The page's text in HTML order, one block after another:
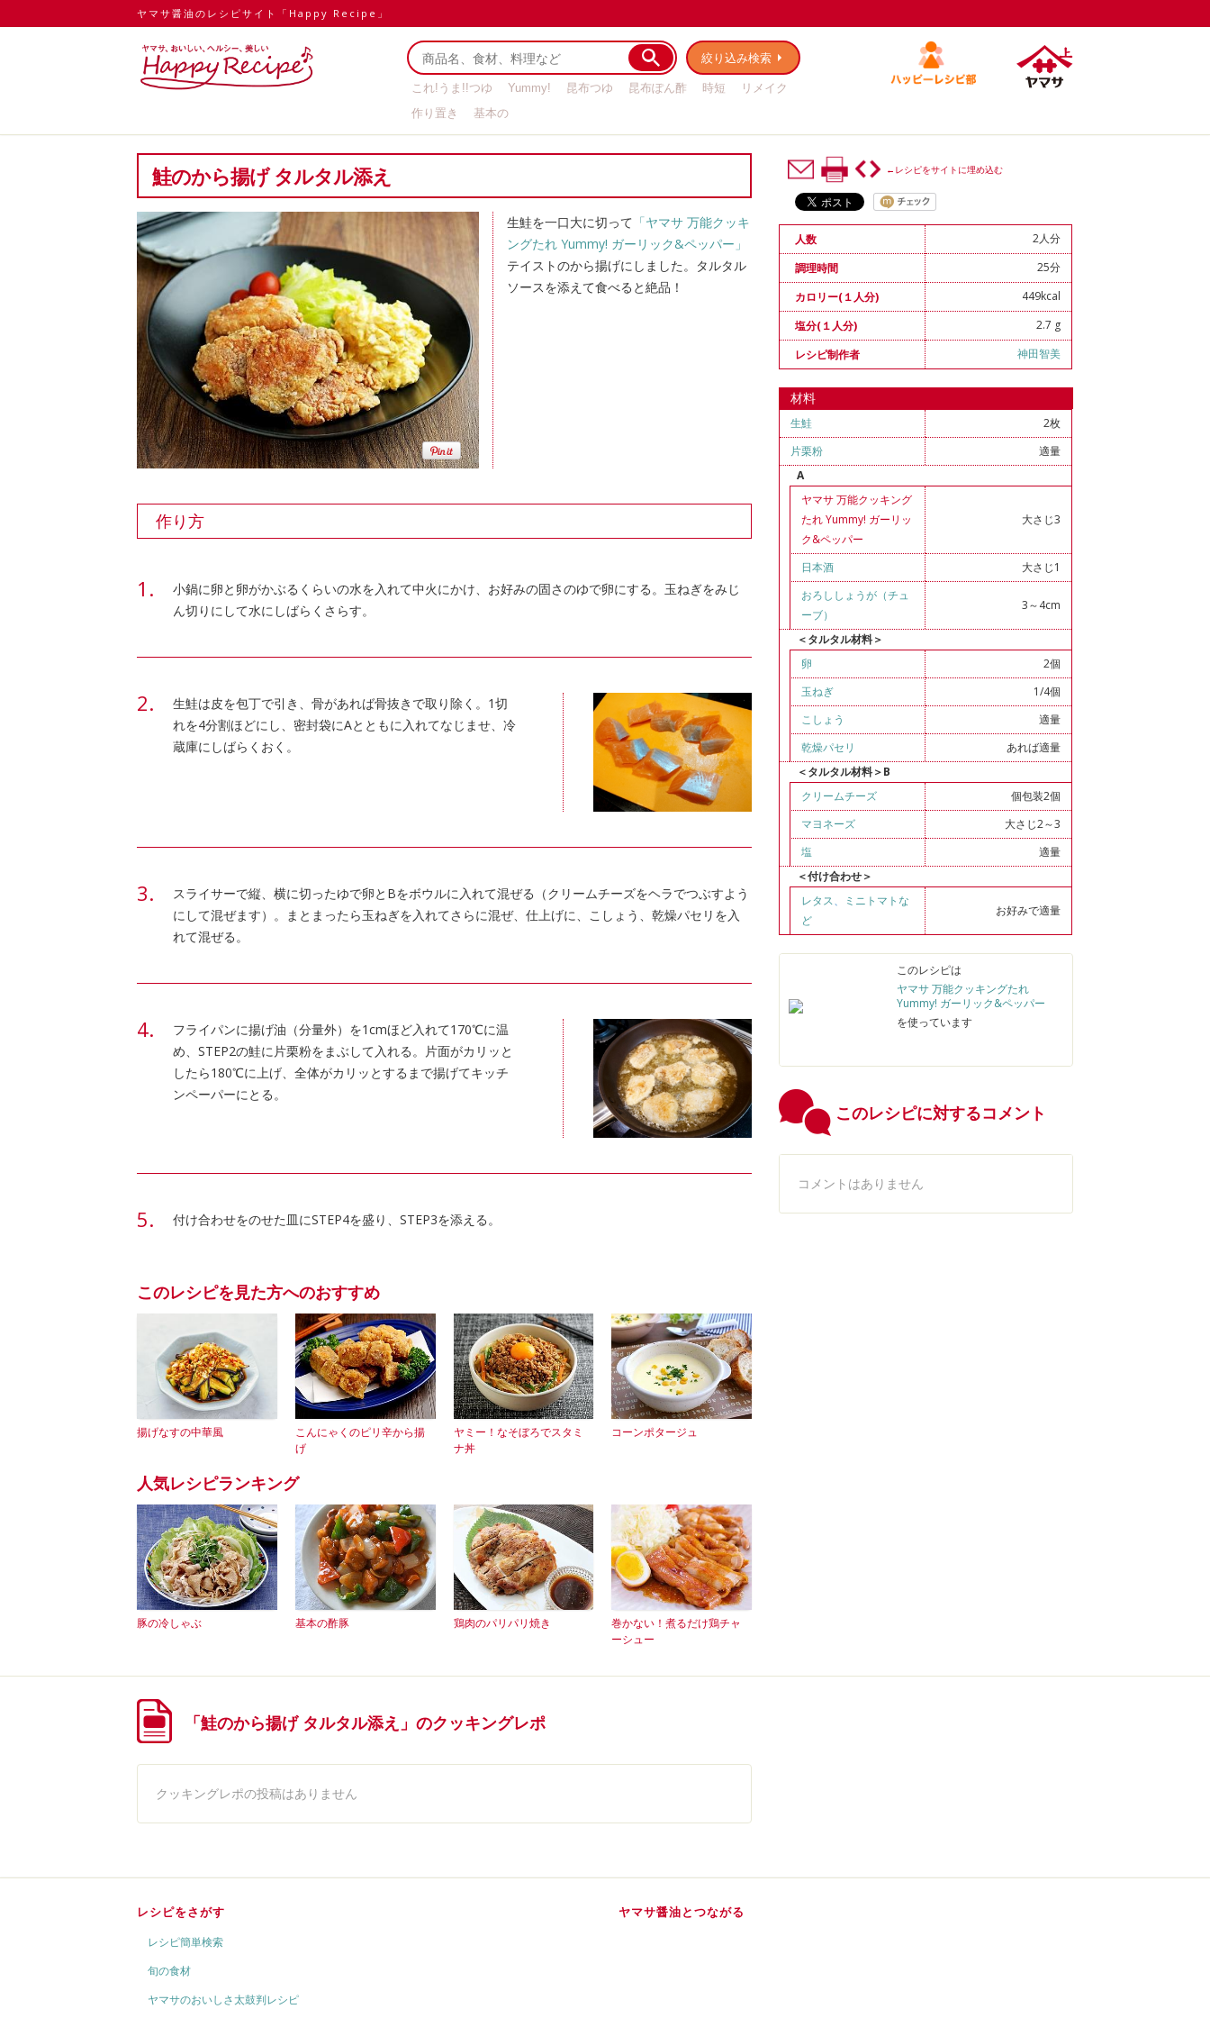
ヤマサ醤油のレシピサイト「Happy Recipe」
絞り込み検索
これ!うま!!つゆ Yummy! 昆布つゆ 昆布ぽん酢 時短
リメイク
作り置き
基本の
鮭のから揚げ タルタル添え
生鮭を一口大に切って 「ヤマサ 万能クッキ
ングたれ Yummy! ガーリック&ペッパー」
テイストのから揚げにしました。タルタル
ソースを添えて食べると絶品！
作り方
小鍋に卵と卵がかぶるくらいの水を入れて中火にかけ、お好みの固さのゆで卵にする。玉ねぎをみじ
ん切りにして水にしばらくさらす。
生鮭は皮を包丁で引き、骨があれば骨抜きで取り除く。1切
れを4分割ほどにし、密封袋にAとともに入れてなじませ、冷
蔵庫にしばらくおく。
スライサーで縦、横に切ったゆで卵とBをボウルに入れて混ぜる（クリームチーズをヘラでつぶすよう
にして混ぜます）。まとまったら玉ねぎを入れてさらに混ぜ、仕上げに、こしょう、乾燥パセリを入
れて混ぜる。
フライパンに揚げ油（分量外）を1cmほど入れて170℃に温
め、STEP2の鮭に片栗粉をまぶして入れる。片面がカリッと
したら180℃に上げ、全体がカリッとするまで揚げてキッチ
ンペーパーにとる。
付け合わせをのせた皿にSTEP4を盛り、STEP3を添える。
このレシピを見た方へのおすすめ
揚げなすの中華風
こんにゃくのピリ辛から揚
げ
ヤミー！なそぼろでスタミ
ナ丼
コーンポタージュ
人気レシピランキング
豚の冷しゃぶ 基本の酢豚 鶏肉のパリパリ焼き
巻かない！煮るだけ鶏チャ
ーシュー
←レシピをサイトに埋め込む
人数
2人分
調理時間
25分
カロリー(１人分)
449kcal
塩分(１人分)
2.7 g
レシピ制作者
神田智美
材料
生鮭
2枚
片栗粉
適量
A
ヤマサ 万能クッキング
たれ Yummy! ガーリッ
ク&ペッパー
大さじ3
日本酒
大さじ1
おろししょうが（チュ
ーブ）
3～4cm
＜タルタル材料＞
卵
2個
玉ねぎ
1/4個
こしょう
適量
乾燥パセリ
あれば適量
＜タルタル材料＞B
クリームチーズ
個包装2個
マヨネーズ
大さじ2～3
塩
適量
＜付け合わせ＞
レタス、
ミニトマトな
ど
お好みで適量
このレシピは
ヤマサ 万能クッキングたれ
Yummy! ガーリック&ペッパー
を使っています
このレシピに対するコメント
コメントはありません
「鮭のから揚げ タルタル添え」のクッキングレポ
クッキングレポの投稿はありません
レシピをさがす
レシピ簡単検索
旬の食材
ヤマサのおいしさ太鼓判レシピ
ヤマサ醤油とつながる